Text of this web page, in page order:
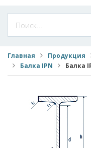
Главная Продукция
Балка IPN
Балка